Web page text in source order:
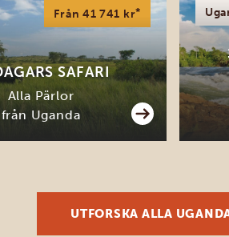
Från 41 741 kr*
SAFARI
Alla Pärlor
från Uganda
UTFORSKA ALLA